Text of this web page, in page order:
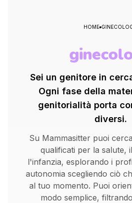
HOME
Sei un genitore in
Ogni fase della
genitorialità porta
diversi.
Su Mammasitter puoi
qualificati per la salute,
l'infanzia, esplorando i
autonomia scegliendo ciò
al tuo momento. Puoi
modo semplice,